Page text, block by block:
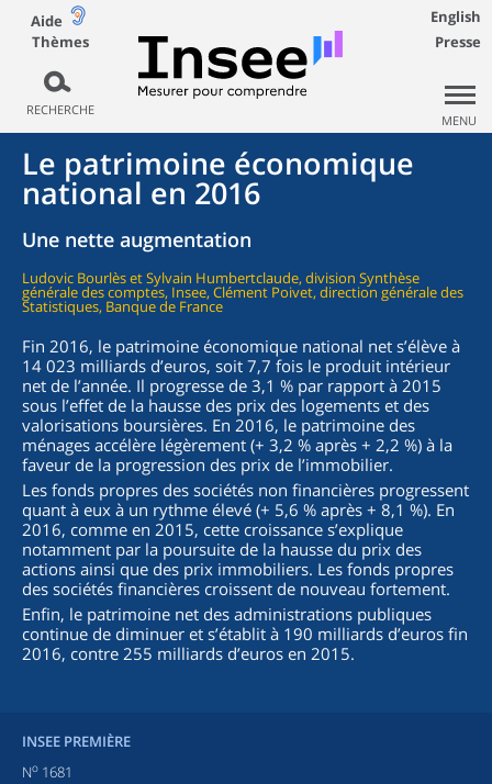
Aide
Thèmes
RECHERCHE
English
Presse
MENU
Le patrimoine économique
national en 2016
Une nette augmentation
Ludovic Bourlès et Sylvain Humbertclaude, division Synthèse
générale des comptes, Insee, Clément Poivet, direction générale des
Statistiques, Banque de France
Fin 2016, le patrimoine économique national net s’élève à
14 023 milliards d’euros, soit 7,7 fois le produit intérieur
net de l’année. Il progresse de 3,1 % par rapport à 2015
sous l’effet de la hausse des prix des logements et des
valorisations boursières. En 2016, le patrimoine des
ménages accélère légèrement (+ 3,2 % après + 2,2 %) à la
faveur de la progression des prix de l’immobilier.
Les fonds propres des sociétés non financières progressent
quant à eux à un rythme élevé (+ 5,6 % après + 8,1 %). En
2016, comme en 2015, cette croissance s’explique
notamment par la poursuite de la hausse du prix des
actions ainsi que des prix immobiliers. Les fonds propres
des sociétés financières croissent de nouveau fortement.
Enfin, le patrimoine net des administrations publiques
continue de diminuer et s’établit à 190 milliards d’euros fin
2016, contre 255 milliards d’euros en 2015.
INSEE PREMIÈRE
No 1681